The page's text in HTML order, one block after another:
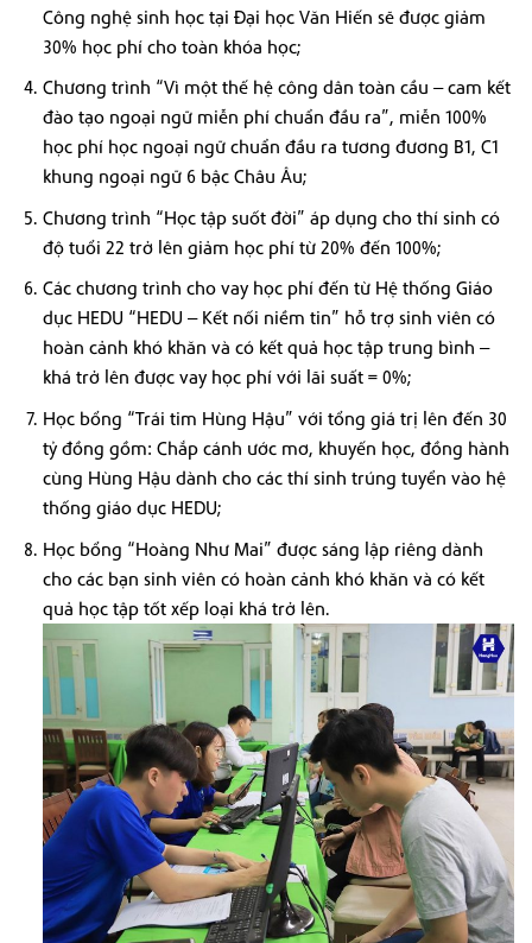
Công nghệ sinh học tại Đại học Văn Hiến sẽ được giảm
30% học phí cho toàn khóa học;
Chương trình “Vì một thế hệ công dân toàn cầu – cam kết
đào tạo ngoại ngữ miễn phí chuẩn đầu ra”, miễn 100%
học phí học ngoại ngữ chuẩn đầu ra tương đương B1, C1
khung ngoại ngữ 6 bậc Châu Âu;
Chương trình “Học tập suốt đời” áp dụng cho thí sinh có
độ tuổi 22 trở lên giảm học phí từ 20% đến 100%;
Các chương trình cho vay học phí đến từ Hệ thống Giáo
dục HEDU “HEDU – Kết nối niềm tin” hỗ trợ sinh viên có
hoàn cảnh khó khăn và có kết quả học tập trung bình –
khá trở lên được vay học phí với lãi suất = 0%;
Học bổng “Trái tim Hùng Hậu” với tổng giá trị lên đến 30
tỷ đồng gồm: Chắp cánh ước mơ, khuyến học, đồng hành
cùng Hùng Hậu dành cho các thí sinh trúng tuyển vào hệ
thống giáo dục HEDU;
Học bổng “Hoàng Như Mai” được sáng lập riêng dành
cho các bạn sinh viên có hoàn cảnh khó khăn và có kết
quả học tập tốt xếp loại khá trở lên.